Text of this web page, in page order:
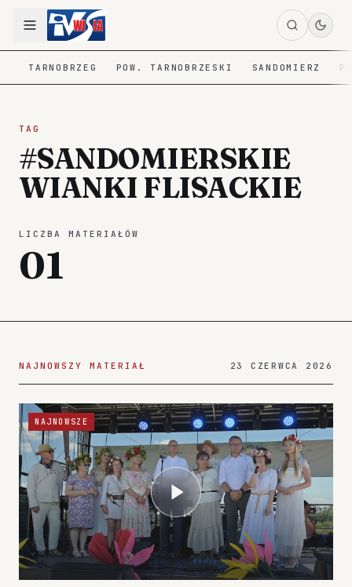
TARNOBRZEG POW. TARNOBRZESKI SANDOMIERZ
TAG
#SANDOMIERSKIE
WIANKI FLISACKIE
LICZBA MATERIAŁÓW
01
NAJNOWSZY MATERIAŁ 23 CZERWCA 2026
NAJNOWSZE